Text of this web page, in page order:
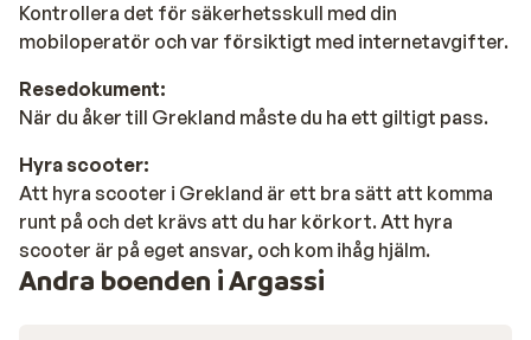
Kontrollera det för säkerhetsskull med din
mobiloperatör och var försiktigt med internetavgifter.
Resedokument:
När du åker till Grekland måste du ha ett giltigt pass.
Hyra scooter:
Att hyra scooter i Grekland är ett bra sätt att komma
runt på och det krävs att du har körkort. Att hyra
scooter är på eget ansvar, och kom ihåg hjälm.
Andra boenden i Argassi